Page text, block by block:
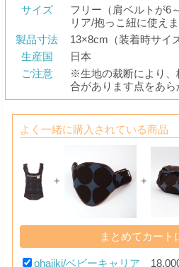
サイズ
フリー（肩ベルトが6
リア/抱っこ紐に使えま
製品寸法
13×8cm（装着時サイ
生産国
日本
ご注意
※生地の裁断により、
合があります点をあら
よく一緒に購入されている商品
+ +
ohajiki/ベビーキャリア